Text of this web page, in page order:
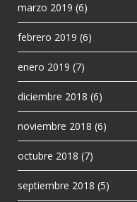
marzo 2019 (6)
febrero 2019 (6)
enero 2019 (7)
diciembre 2018 (6)
noviembre 2018 (6)
octubre 2018 (7)
septiembre 2018 (5)